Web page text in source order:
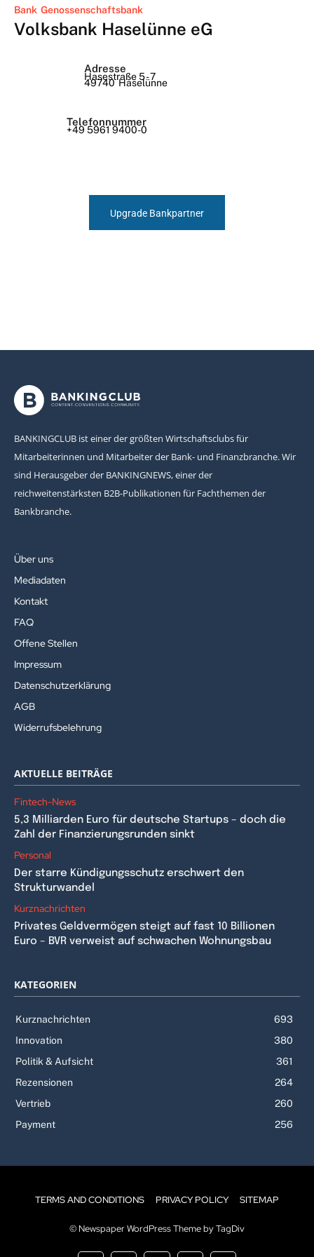
Bank Genossenschaftsbank
Volksbank Haselünne eG
Adresse
Hasestraße 5 - 7
49740 Haselünne
Telefonnummer
+49 5961 9400-0
Upgrade Bankpartner
BANKINGCLUB ist einer der größten Wirtschaftsclubs für
Mitarbeiterinnen und Mitarbeiter der Bank- und Finanzbranche. Wir
sind Herausgeber der BANKINGNEWS, einer der
reichweitenstärksten B2B-Publikationen für Fachthemen der
Bankbranche.
Über uns
Mediadaten
Kontakt
FAQ
Offene Stellen
Impressum
Datenschutzerklärung
AGB
Widerrufsbelehrung
AKTUELLE BEITRÄGE
Fintech-News
5,3 Milliarden Euro für deutsche Startups – doch die
Zahl der Finanzierungsrunden sinkt
Personal
Der starre Kündigungsschutz erschwert den
Strukturwandel
Kurznachrichten
Privates Geldvermögen steigt auf fast 10 Billionen
Euro – BVR verweist auf schwachen Wohnungsbau
KATEGORIEN
Kurznachrichten
693
Innovation
380
Politik & Aufsicht
361
Rezensionen
264
Vertrieb
260
Payment
256
TERMS AND CONDITIONS PRIVACY POLICY SITEMAP
© Newspaper WordPress Theme by TagDiv